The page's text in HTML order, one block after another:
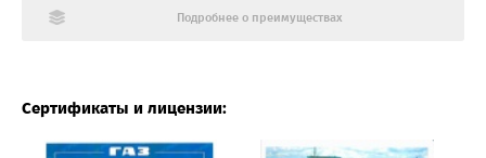
Подробнее о преимуществах
Сертификаты и лицензии: